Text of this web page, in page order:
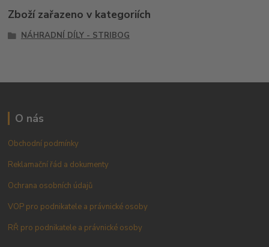
Zboží zařazeno v kategoriích
NÁHRADNÍ DÍLY - STRIBOG
O nás
Obchodní podmínky
Reklamační řád a dokumenty
Ochrana osobních údajů
VOP pro podnikatele a právnické osoby
RŘ pro podnikatele a právnické osoby